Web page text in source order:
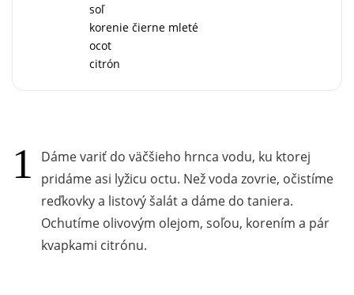
soľ
korenie čierne mleté
ocot
citrón
Dáme variť do väčšieho hrnca vodu, ku ktorej
pridáme asi lyžicu octu. Než voda zovrie, očistíme
reďkovky a listový šalát a dáme do taniera.
Ochutíme olivovým olejom, soľou, korením a pár
kvapkami citrónu.